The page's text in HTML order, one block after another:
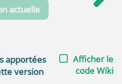
actuelle
apportées
version
Afficher le
code Wiki